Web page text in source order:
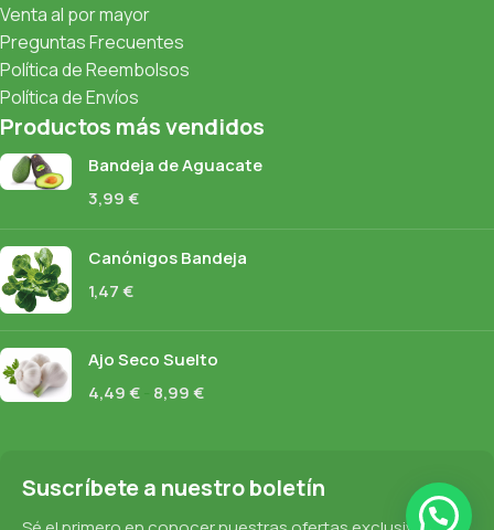
Venta al por mayor
Preguntas Frecuentes
Política de Reembolsos
Política de Envíos
Productos más vendidos
Bandeja de Aguacate
3,99€
Canónigos Bandeja
1,47€
Ajo Seco Suelto
4,49€ 8,99€
Suscríbete a nuestro boletín